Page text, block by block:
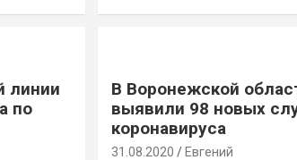
линии
по
В Воронежской
выявили 98 новых
коронавируса
31.08.2020 Евгений